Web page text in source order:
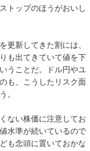
トップのほうがおいし
更新してきた割には、
も出てきていて値を下
うことだ。ドル円やユ
も、こうしたリスク面
。
ない株価に注意してお
水準が続いているので
も念頭に置いておかな